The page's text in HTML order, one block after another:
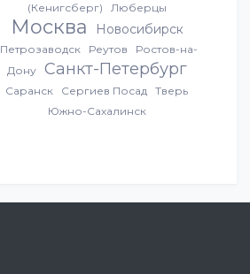
(Кенигсберг)
Люберцы
Москва Новосибирск
Петрозаводск Реутов
Ростов-на-
Дону
Санкт-Петербург
Саранск Сергиев Посад Тверь
Южно-Сахалинск